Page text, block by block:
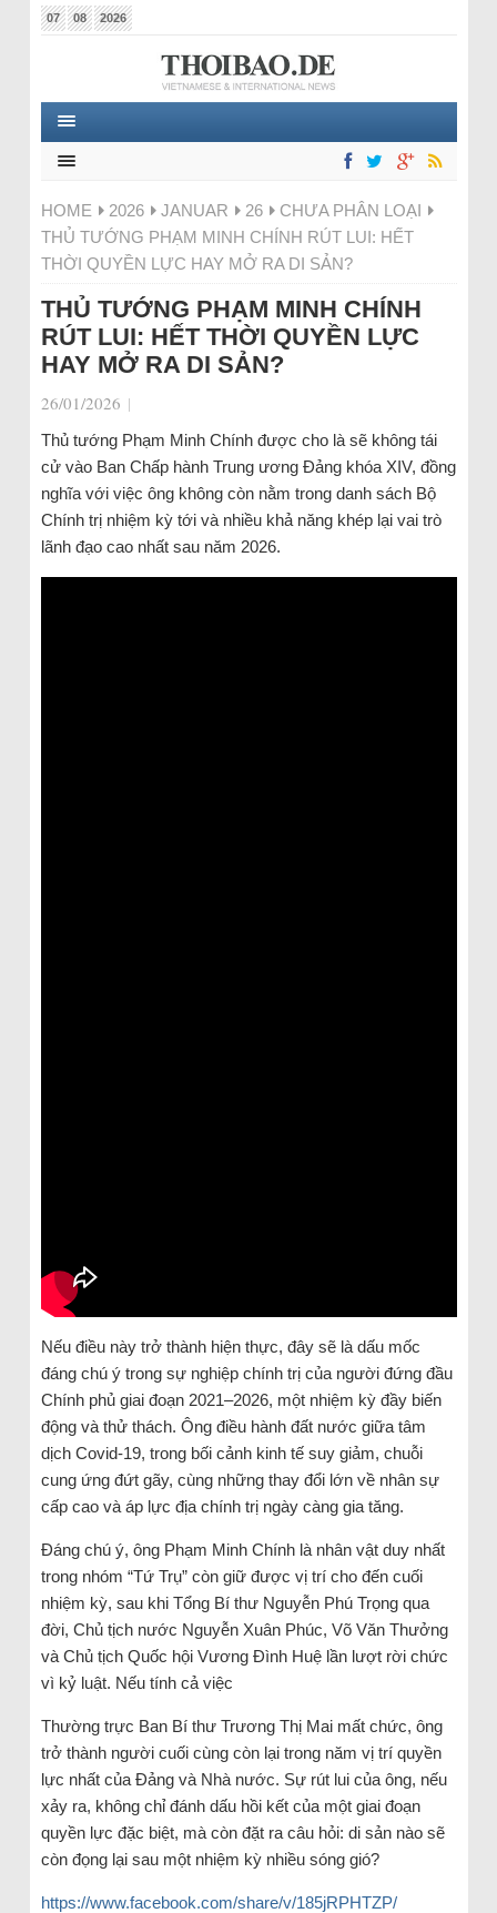
07 08 2026
HOME 2026 JANUAR 26
CHƯA PHÂN LOẠI
THỦ TƯỚNG PHẠM MINH CHÍNH RÚT LUI: HẾT
THỜI QUYỀN LỰC HAY MỞ RA DI SẢN?
THỦ TƯỚNG PHẠM MINH CHÍNH
RÚT LUI: HẾT THỜI QUYỀN LỰC
HAY MỞ RA DI SẢN?
26/01/2026 |
Thủ tướng Phạm Minh Chính được cho là sẽ không tái
cử vào Ban Chấp hành Trung ương Đảng khóa XIV, đồng
nghĩa với việc ông không còn nằm trong danh sách Bộ
Chính trị nhiệm kỳ tới và nhiều khả năng khép lại vai trò
lãnh đạo cao nhất sau năm 2026.
Nếu điều này trở thành hiện thực, đây sẽ là dấu mốc
đáng chú ý trong sự nghiệp chính trị của người đứng đầu
Chính phủ giai đoạn 2021–2026, một nhiệm kỳ đầy biến
động và thử thách. Ông điều hành đất nước giữa tâm
dịch Covid-19, trong bối cảnh kinh tế suy giảm, chuỗi
cung ứng đứt gãy, cùng những thay đổi lớn về nhân sự
cấp cao và áp lực địa chính trị ngày càng gia tăng.
Đáng chú ý, ông Phạm Minh Chính là nhân vật duy nhất
trong nhóm “Tứ Trụ” còn giữ được vị trí cho đến cuối
nhiệm kỳ, sau khi Tổng Bí thư Nguyễn Phú Trọng qua
đời, Chủ tịch nước Nguyễn Xuân Phúc, Võ Văn Thưởng
và Chủ tịch Quốc hội Vương Đình Huệ lần lượt rời chức
vì kỷ luật. Nếu tính cả việc
Thường trực Ban Bí thư Trương Thị Mai mất chức, ông
trở thành người cuối cùng còn lại trong năm vị trí quyền
lực nhất của Đảng và Nhà nước. Sự rút lui của ông, nếu
xảy ra, không chỉ đánh dấu hồi kết của một giai đoạn
quyền lực đặc biệt, mà còn đặt ra câu hỏi: di sản nào sẽ
còn đọng lại sau một nhiệm kỳ nhiều sóng gió?
https://www.facebook.com/share/v/185jRPHTZP/